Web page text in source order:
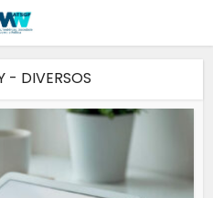
- DIVERSOS